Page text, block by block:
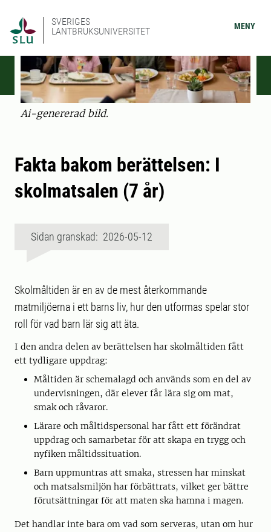
SVERIGES
LANTBRUKSUNIVERSITET
MENY
Ai-genererad bild.
Fakta bakom berättelsen: I
skolmatsalen (7 år)
Sidan granskad: 2026-05-12
Skolmåltiden är en av de mest återkommande
matmiljöerna i ett barns liv, hur den utformas spelar stor
roll för vad barn lär sig att äta.
I den andra delen av berättelsen har skolmåltiden fått
ett tydligare uppdrag:
Måltiden är schemalagd och används som en del av
undervisningen, där elever får lära sig om mat,
smak och råvaror.
Lärare och måltidspersonal har fått ett förändrat
uppdrag och samarbetar för att skapa en trygg och
nyfiken måltidssituation.
Barn uppmuntras att smaka, stressen har minskat
och matsalsmiljön har förbättrats, vilket ger bättre
förutsättningar för att maten ska hamna i magen.
Det handlar inte bara om vad som serveras, utan om hur